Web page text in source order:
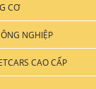
MÁY
TẢI & TÀU THUYỀN
NGHIỆP
CƠ
NGHIỆP
CAO CẤP